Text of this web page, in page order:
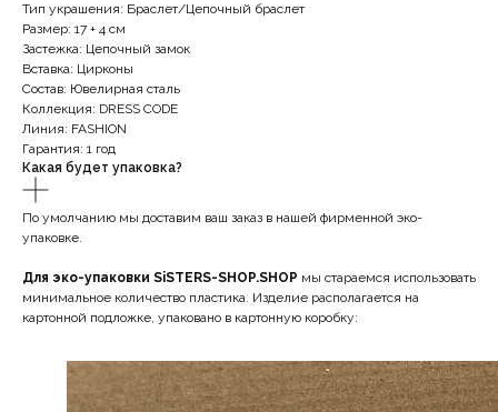
Тип украшения: Браслет/Цепочный браслет
Размер: 17 + 4 см
Застежка: Цепочный замок
Вставка: Цирконы
Состав: Ювелирная сталь
Коллекция: DRESS CODE
Линия: FASHION
Гарантия: 1 год
Какая будет упаковка?
По умолчанию мы доставим ваш заказ в нашей фирменной эко-
упаковке.
Для эко-упаковки SiSTERS-SHOP.SHOP мы стараемся использовать
минимальное количество пластика. Изделие располагается на
картонной подложке, упаковано в картонную коробку: